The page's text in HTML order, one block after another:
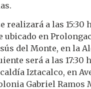
realizará a las 15:30
ubicado en
del Monte, en la
será a las 17:30
Iztacalco, en
Gabriel Ramos